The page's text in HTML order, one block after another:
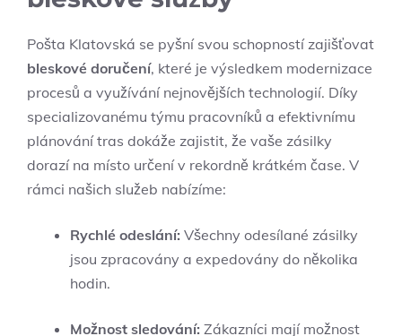
Pošta Klatovská se pyšní svou schopností zajišťovat
bleskové doručení, které je výsledkem modernizace
procesů a využívání nejnovějších technologií. Díky
specializovanému týmu pracovníků a efektivnímu
plánování tras dokáže zajistit, že vaše zásilky
dorazí na místo určení v rekordně krátkém čase. V
rámci našich služeb nabízíme:
Rychlé odeslání: Všechny odesílané zásilky
jsou zpracovány a expedovány do několika
hodin.
Možnost sledování: Zákazníci mají možnost